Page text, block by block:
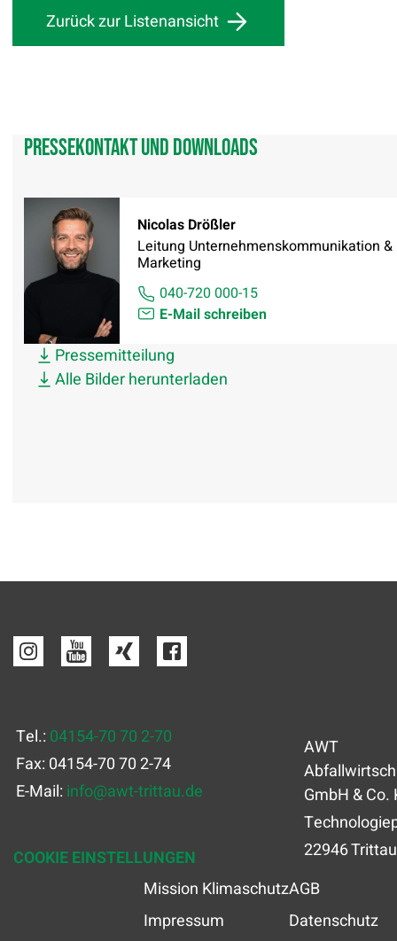
Zurück zur Listenansicht
Pressekontakt und Downloads
Nicolas Drößler
Leitung Unternehmenskommunikation &
Marketing
040-720 000-15
E-Mail schreiben
Pressemitteilung
Alle Bilder herunterladen
Tel.: 04154-70 70 2-70
Fax: 04154-70 70 2-74
E-Mail: info@awt-trittau.de
COOKIE EINSTELLUNGEN
AWT
GmbH & Co.
22946 Trittau
Mission Klimaschutz
Impressum
AGB
Datenschutz